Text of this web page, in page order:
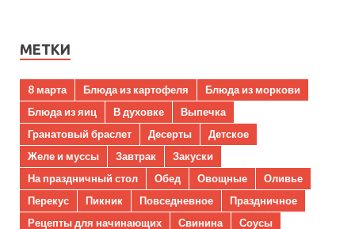
МЕТКИ
8 марта Блюда из картофеля
Блюда из моркови
Блюда из яиц
В духовке
Выпечка
Гранатовый браслет
Десерты
Детское
Желе и муссы
Завтрак
Закуски
На праздничный стол
Обед Овощные
Оливье
Перекус
Пикник Повседневное
Праздничное
Рецепты для начинающих
Свинина
Соусы